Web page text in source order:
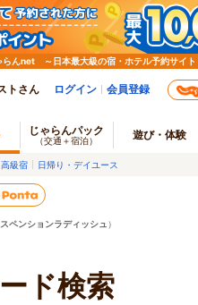
らんnet ～日本最大級の宿・ホテル予約サイト
トさん ログイン 会員登録
じゃらんパック
（交通＋宿泊） 遊び・体験
高級宿 日帰り・デイユース
ペンションラディッシュ ）
ド検索